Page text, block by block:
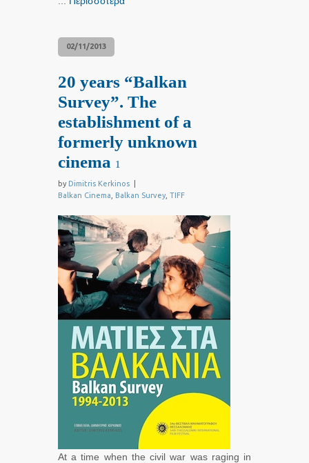
02/11/2013
20 years “Balkan
Survey”. The
establishment of a
formerly unknown
cinema 1
by Dimitris Kerkinos
Balkan Cinema
Balkan Survey TIFF
At a time when the civil war was raging in